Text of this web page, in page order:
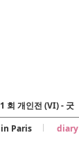
1 회 개인전 (VI) - 굿
in Paris
diary